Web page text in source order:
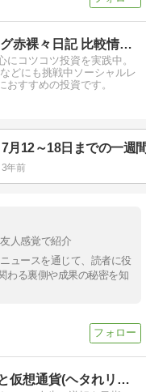
ソーシャルレンディング赤裸々日記 比較情報-ニュースサイト
にコツコツ投資を実践中。
どにも挑戦中ソーシャルレ
おすすめの投資です。
3年前
人感覚で紹介
ュースを通じて、読者に役
わる裏側や成果の秘密を知
DubLiでお買い物+FXと仮想通貨(ヘタれリーマン勝ち組へ